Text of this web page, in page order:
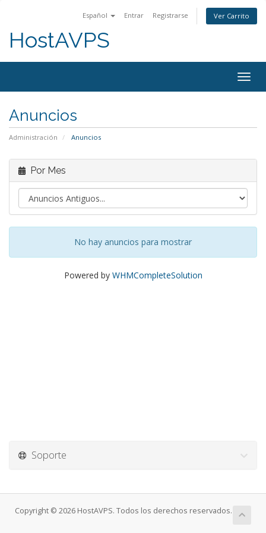
Español Entrar Registrarse Ver Carrito
HostAVPS
Anuncios
Administración Anuncios
Por Mes
No hay anuncios para mostrar
Powered by WHMCompleteSolution
Soporte
Copyright © 2026 HostAVPS. Todos los derechos reservados.